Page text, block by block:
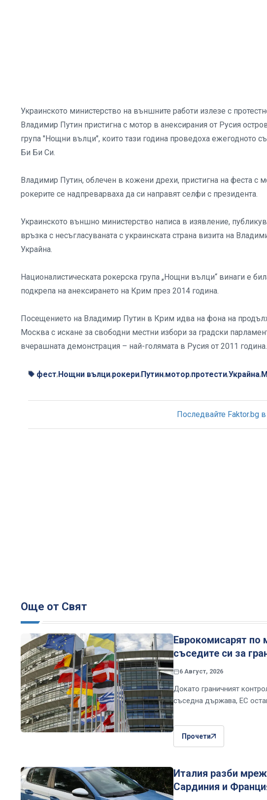
Украинското министерство на външните работи излезе с
Владимир Путин пристигна с мотор в анексирания от Русия
група "Нощни вълци", които тази година проведоха ежегодното
Би Би Си.
Владимир Путин, облечен в кожени дрехи, пристигна на феста с
рокерите се надпреварваха да си направят селфи с президента.
Украинското външно министерство написа в изявление,
връзка с несъгласуваната с украинската страна визита на
Украйна.
Националистическата рокерска група „Нощни вълци“ винаги е
подкрепа на анексирането на Крим през 2014 година.
Посещението на Владимир Путин в Крим идва на фона на
Москва с искане за свободни местни избори за градски
вчерашната демонстрация – най-голямата в Русия от 2011 година.
фест,Нощни вълци,рокери,Путин,мотор,протести,Украйна,
Последвайте Faktor.bg в
Още от Свят
Еврокомисарят по
съседите си за
6 Август, 2026
Докато граничният
съседна държава, ЕС
Прочети
Италия разби
Сардиния и